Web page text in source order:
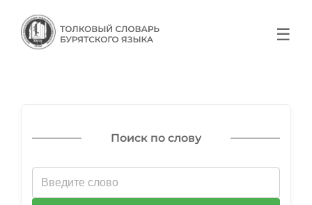
☰
Поиск по слову